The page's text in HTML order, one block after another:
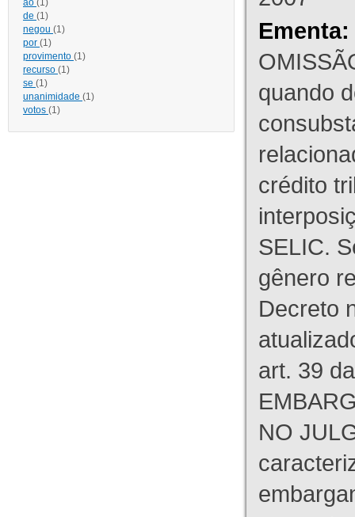
ao (1)
de (1)
negou (1)
por (1)
provimento (1)
recurso (1)
se (1)
unanimidade (1)
votos (1)
Ementa:
quando
crédito
SELIC.
gênero
Decreto
art. 39
NO